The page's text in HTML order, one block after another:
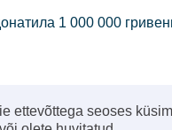
1 000 000
ettevõttega seoses